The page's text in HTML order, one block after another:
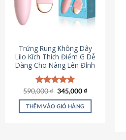
Trứng Rung Không Dây
Lilo Kích Thích Điểm G Dễ
Dàng Cho Nàng Lên Đỉnh
Được xếp
hạng4.79
5 sao
590,000₫ Giá
là:
590,000 ₫.
345,000₫Giá
tại
345,000 ₫.
THÊM VÀO GIỎ HÀNG